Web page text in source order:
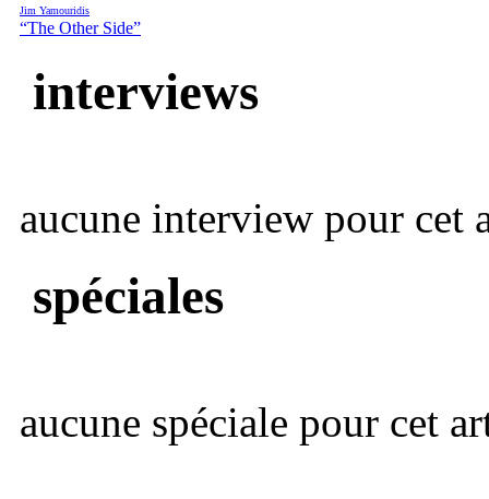
Jim Yamouridis
“The Other Side”
interviews
aucune interview pour cet
spéciales
aucune spéciale pour cet